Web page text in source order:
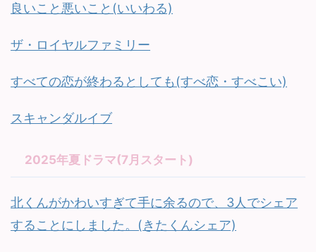
良いこと悪いこと(いいわる)
ザ・ロイヤルファミリー
すべての恋が終わるとしても(すべ恋・すべこい)
スキャンダルイブ
2025年夏ドラマ(7月スタート)
北くんがかわいすぎて手に余るので、3人でシェア
することにしました。(きたくんシェア)